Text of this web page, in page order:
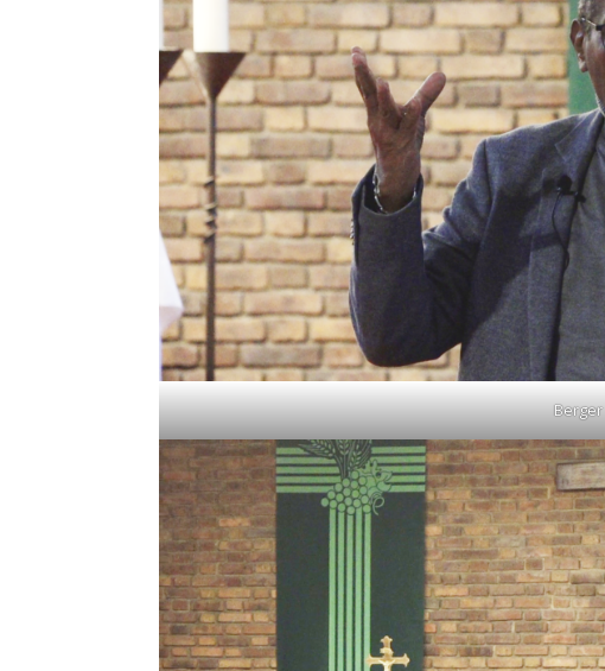
Berger